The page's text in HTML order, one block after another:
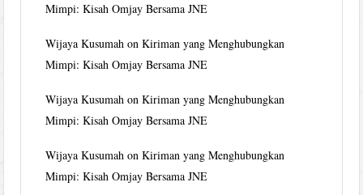
Mimpi: Kisah Omjay Bersama JNE
Wijaya Kusumah onKiriman yang Menghubungkan
Mimpi: Kisah Omjay Bersama JNE
Wijaya Kusumah onKiriman yang Menghubungkan
Mimpi: Kisah Omjay Bersama JNE
Wijaya Kusumah onKiriman yang Menghubungkan
Mimpi: Kisah Omjay Bersama JNE